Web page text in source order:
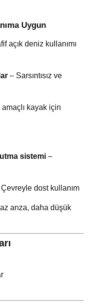
Uygun
açık deniz kullanımı
– Sarsıntısız ve
kayak için
sistemi –
dost kullanım
arıza, daha düşük